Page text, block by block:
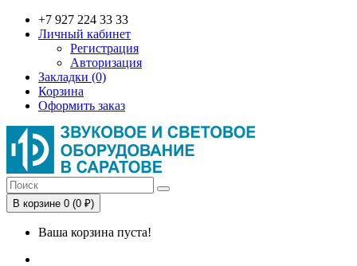
+7 927 224 33 33
Личный кабинет
Регистрация
Авторизация
Закладки (0)
Корзина
Оформить заказ
В корзине 0 (0 ₽)
Ваша корзина пуста!